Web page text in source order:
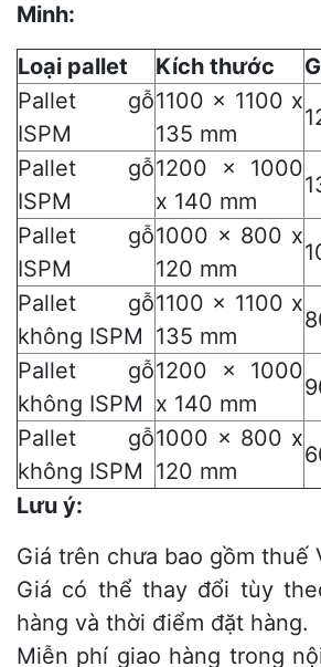
Minh:
Loại pallet
Kích thước
Pallet gỗ
ISPM
1100 x 1100 x
135 mm
Pallet gỗ
ISPM
1200 x 1000
x 140 mm
Pallet gỗ
ISPM
1000 x 800 x
120 mm
Pallet gỗ
không ISPM
1100 x 1100 x
135 mm
Pallet gỗ
không ISPM
1200 x 1000
x 140 mm
Pallet gỗ
không ISPM
1000 x 800 x
120 mm
Lưu ý:
Giá trên chưa bao gồm thuế
Giá có thể thay đổi tùy
hàng và thời điểm đặt hàng.
Miễn phí giao hàng trong